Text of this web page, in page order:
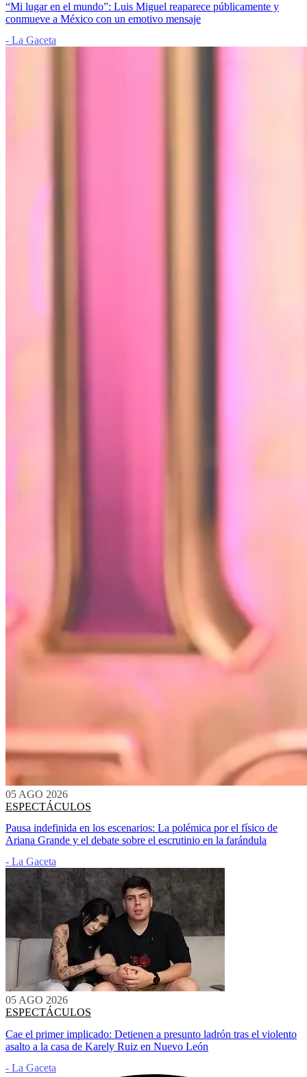
“Mi lugar en el mundo”: Luis Miguel reaparece públicamente y
conmueve a México con un emotivo mensaje
- La Gaceta
05 AGO 2026
ESPECTÁCULOS
Pausa indefinida en los escenarios: La polémica por el físico de
Ariana Grande y el debate sobre el escrutinio en la farándula
- La Gaceta
05 AGO 2026
ESPECTÁCULOS
Cae el primer implicado: Detienen a presunto ladrón tras el violento
asalto a la casa de Karely Ruiz en Nuevo León
- La Gaceta